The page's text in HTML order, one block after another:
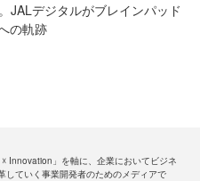
JALデジタルがブレインパッド
の軌跡
☓ Innovation」を軸に、企業においてビジネ
していく事業開発者のためのメディアで